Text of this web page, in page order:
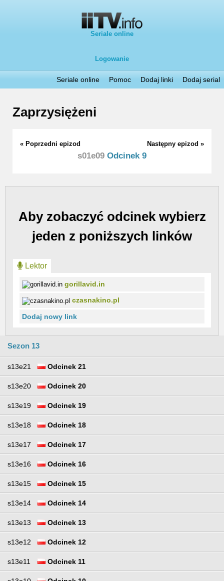
Seriale online
Logowanie
Seriale online Pomoc Dodaj linki Dodaj serial
Zaprzysiężeni
« Poprzedni epizod Następny epizod »
s01e09 Odcinek 9
Aby zobaczyć odcinek wybierz
jeden z poniższych linków
Lektor
gorillavid.in
czasnakino.pl
Dodaj nowy link
Sezon 13
s13e21 Odcinek 21
s13e20 Odcinek 20
s13e19 Odcinek 19
s13e18 Odcinek 18
s13e17 Odcinek 17
s13e16 Odcinek 16
s13e15 Odcinek 15
s13e14 Odcinek 14
s13e13 Odcinek 13
s13e12 Odcinek 12
s13e11 Odcinek 11